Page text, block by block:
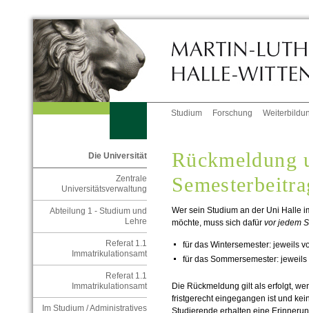
Studium Forschung
Die Universität
Zentrale
Universitätsverwaltung
Abteilung 1 - Studium und
Lehre
Referat 1.1
Immatrikulationsamt
Referat 1.1
Immatrikulationsamt
Im Studium / Administratives
Rückmeldung
Wer sein Studium an der Uni Halle
möchte, muss sich dafür vor jedem
für das Wintersemester: jeweils
für das Sommersemester:
Die Rückmeldung gilt als erfolgt,
fristgerecht eingegangen ist und